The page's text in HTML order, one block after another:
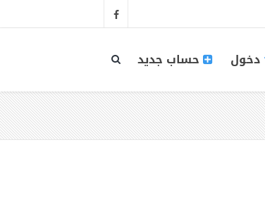
دخول حساب جديد